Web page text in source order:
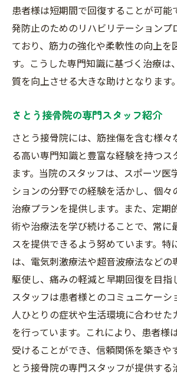
患者様は短期間で回復することが可能
発防止のためのリハビリテーションプ
ており、筋力の強化や柔軟性の向上を
す。こうした専門知識に基づく治療は
質を向上させる大きな助けとなります。
さとう接骨院の専門スタッフ紹介
さとう接骨院には、筋挫傷を含む様々
る高い専門知識と豊富な経験を持つス
ます。当院のスタッフは、スポーツ医
ションの分野での経験を活かし、個々
治療プランを提供します。また、定期
術や治療法を学び続けることで、常に
スを提供できるよう努めています。特
は、電気刺激療法や超音波療法などの
駆使し、痛みの軽減と早期回復を目指
スタッフは患者様とのコミュニケーシ
人ひとりの症状や生活環境に合わせた
を行っています。これにより、患者様
受けることができ、信頼関係を築きや
とう接骨院の専門スタッフが提供する